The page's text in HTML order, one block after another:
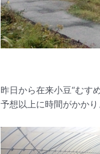
昨日から在来小豆“むす
予想以上に時間がかか